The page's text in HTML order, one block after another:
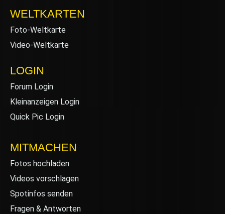
WELTKARTEN
Foto-Weltkarte
Video-Weltkarte
LOGIN
Forum Login
Kleinanzeigen Login
Quick Pic Login
MITMACHEN
Fotos hochladen
Videos vorschlagen
Spotinfos senden
Fragen & Antworten